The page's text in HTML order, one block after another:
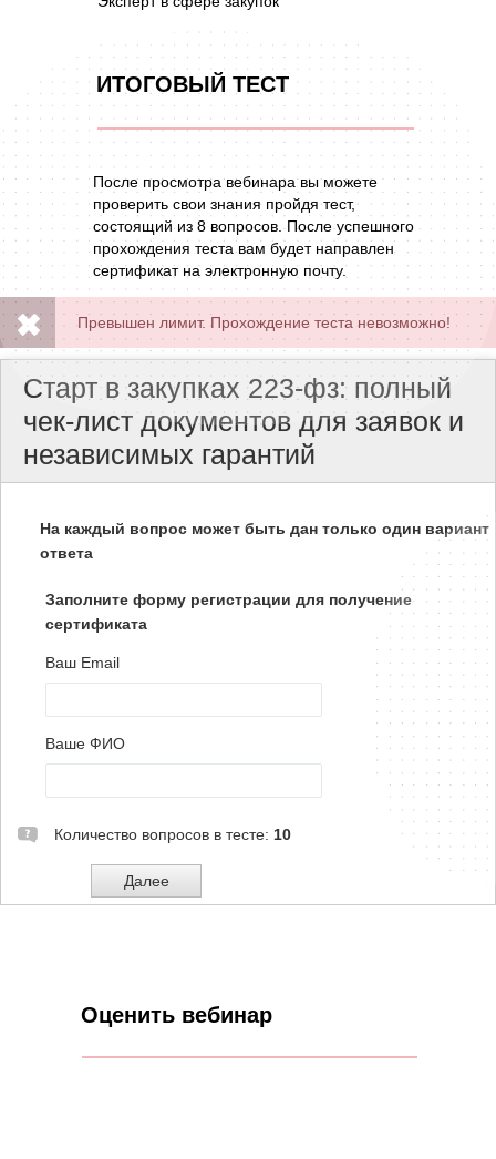
ИТОГОВЫЙ ТЕСТ
После просмотра вебинара вы можете
проверить свои знания пройдя тест,
состоящий из 8 вопросов. После успешного
прохождения теста вам будет направлен
сертификат на электронную почту.
Оценить вебинар